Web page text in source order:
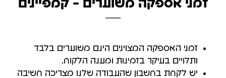
זמני אספקה משוערים - קמפיינים
זמני האספקה המצוינים הינם משוערים בלבד
ותלויים בעיקר בזמינות ומענה הלקוח.
יש לקחת בחשבון שהעבודה שלנו מצריכה חשיבה